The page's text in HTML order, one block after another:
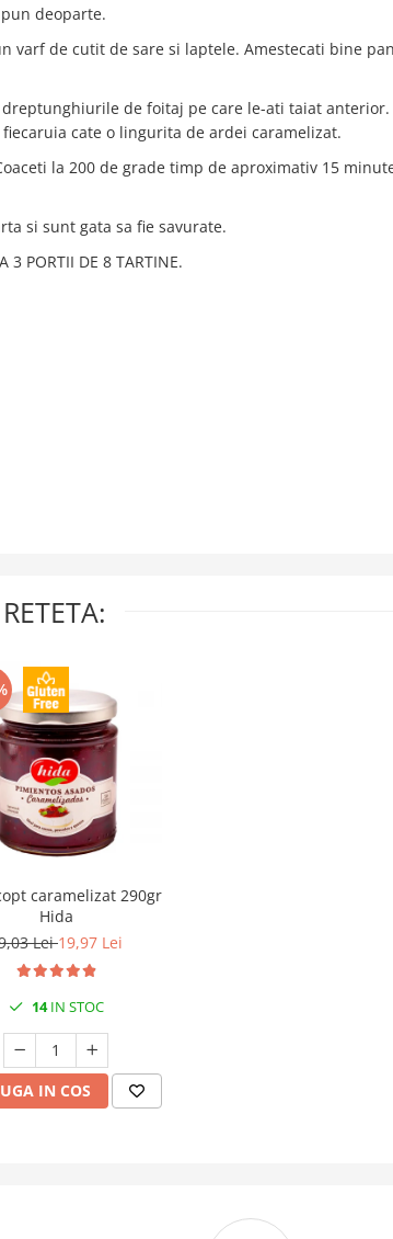
deoparte.
varf de cutit de sare si laptele. Amestecati bine
de foitaj pe care le-ati taiat anterior.
cate o lingurita de ardei caramelizat.
la 200 de grade timp de aproximativ 15
si sunt gata sa fie savurate.
3 PORTII DE 8 TARTINE.
caramelizat 290gr
Hida
Lei19,97 Lei
14IN STOC
IN COS